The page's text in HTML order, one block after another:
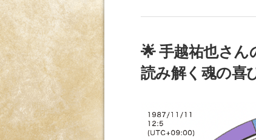
🌟 手越祐也さ
読み解く魂の喜